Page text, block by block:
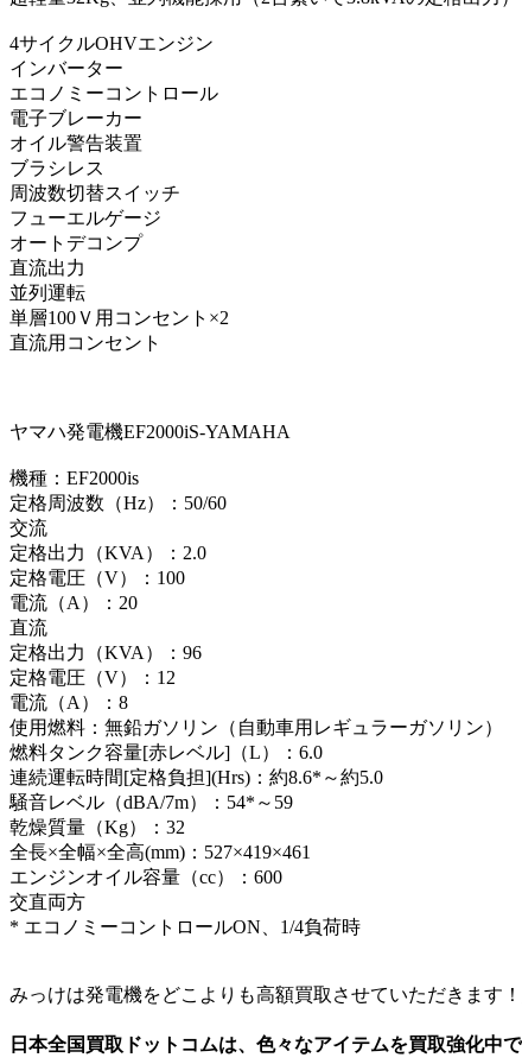
4サイクルOHVエンジン
インバーター
エコノミーコントロール
電子ブレーカー
オイル警告装置
ブラシレス
周波数切替スイッチ
フューエルゲージ
オートデコンプ
直流出力
並列運転
単層100Ｖ用コンセント×2
直流用コンセント
ヤマハ発電機EF2000iS-YAMAHA
機種：EF2000is
定格周波数（Hz）：50/60
交流
定格出力（KVA）：2.0
定格電圧（V）：100
電流（A）：20
直流
定格出力（KVA）：96
定格電圧（V）：12
電流（A）：8
使用燃料：無鉛ガソリン（自動車用レギュラーガソリン）
燃料タンク容量[赤レベル]（L）：6.0
連続運転時間[定格負担](Hrs)：約8.6*～約5.0
騒音レベル（dBA/7m）：54*～59
乾燥質量（Kg）：32
全長×全幅×全高(mm)：527×419×461
エンジンオイル容量（cc）：600
交直両方
* エコノミーコントロールON、1/4負荷時
みっけは発電機をどこよりも高額買取させていただきます
日本全国買取ドットコムは、色々なアイテムを買取強化中で